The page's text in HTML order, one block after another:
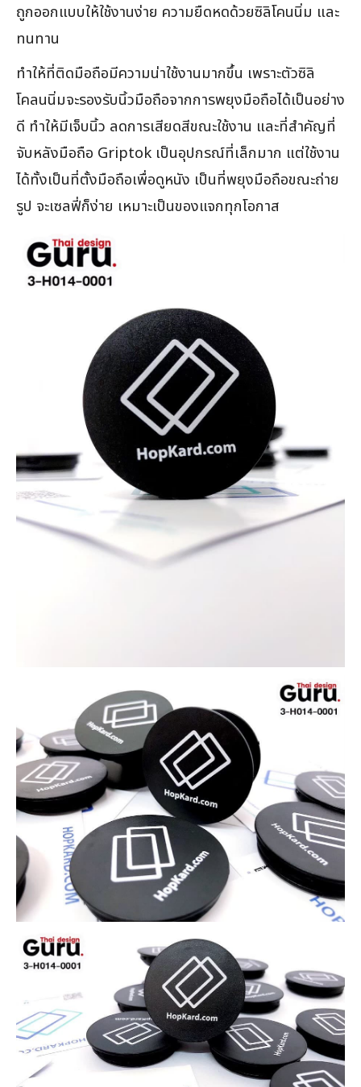
ถูกออกแบบให้ใช้งานง่าย ความยืดหดด้วยซิลิโคนนิ่ม และ
ทนทาน
ทำให้ที่ติดมือถือมีความน่าใช้งานมากขึ้น เพราะตัวซิลิ
โคลนนิ่มจะรองรับนิ้วมือถือจากการพยุงมือถือได้เป็นอย่าง
ดี ทำให้มีเจ็บนิ้ว ลดการเสียดสีขณะใช้งาน และที่สำคัญที่
จับหลังมือถือ Griptok เป็นอุปกรณ์ที่เล็กมาก แต่ใช้งาน
ได้ทั้งเป็นที่ตั้งมือถือเพื่อดูหนัง เป็นที่พยุงมือถือขณะถ่าย
รูป จะเซลฟี่ก็ง่าย เหมาะเป็นของแจกทุกโอกาส